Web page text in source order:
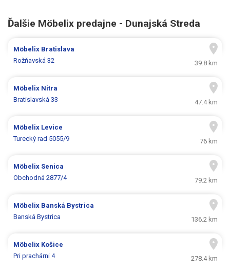
Ďalšie Möbelix predajne - Dunajská Streda
Möbelix Bratislava
Rožňavská 32
39.8 km
Möbelix Nitra
Bratislavská 33
47.4 km
Möbelix Levice
Turecký rad 5055/9
76 km
Möbelix Senica
Obchodná 2877/4
79.2 km
Möbelix Banská Bystrica
Banská Bystrica
136.2 km
Möbelix Košice
Pri prachárni 4
278.4 km